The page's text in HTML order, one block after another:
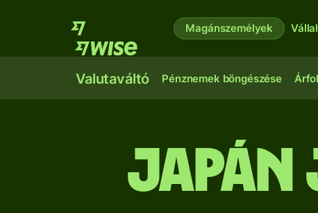
Magánszemélyek
Valutaváltó Pénznemek böngészése
japán